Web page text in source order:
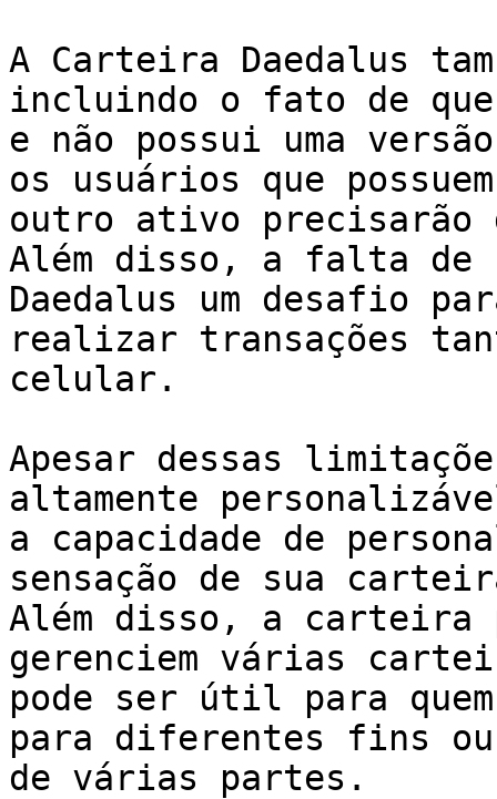
A Carteira Daedalus
incluindo o fato de que
e não possui uma
os usuários que
outro ativo precisarão
Além disso, a falta de
Daedalus um desafio
realizar transações
celular.
Apesar dessas
altamente
a capacidade de
sensação de sua
Além disso, a carteira
gerenciem várias
pode ser útil para
para diferentes fins ou
de várias partes.